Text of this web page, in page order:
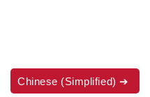
Chinese (Simplified)